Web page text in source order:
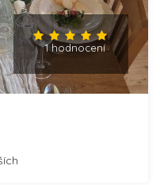
1 hodnocení